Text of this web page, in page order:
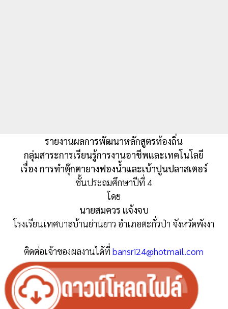
รายงานผลการพัฒนาหลักสูตรท้องถิ่น
กลุ่มสาระการเรียนรู้การงานอาชีพและเทคโนโลยี
เรื่อง การทำตุ๊กตายางฟองน้ำและเบ้าปูนปลาสเตอร์
ชั้นประถมศึกษาปีที่ 4
โดย
นายสมควร แจ้งจบ
โรงเรียนเทศบาลบ้านย่านยาว อำเภอตะกั่วป่า จังหวัดพังงา
ติดต่อเจ้าของผลงานได้ที่bansri24@hotmail.com